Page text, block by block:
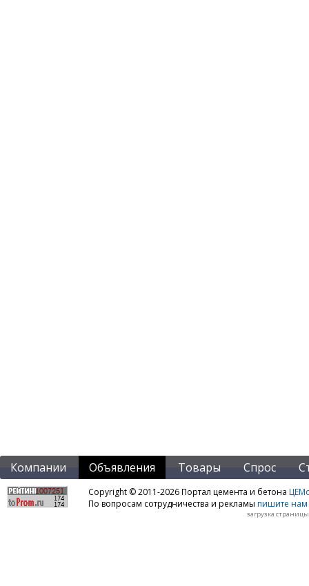
Компании Объявления Товары Спрос
Copyright © 2011-2026 Портал цемента и бетона
По вопросам сотрудничества и рекламы пишите нам
загрузка